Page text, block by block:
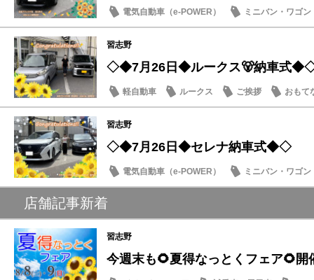
電気自動車（e-POWER）
ミニバン・ワゴン
納車式
習志野
◇◆7月26日◆ルークス🐻納車式
軽自動車 ルークス ご挨拶 おもて
習志野
◇◆7月26日◆セレナ納車式◆◇
電気自動車（e-POWER）
ミニバン・ワゴン
納車式
店舗記事新着
習志野
今週末も🌻夏得なっとくフェア🌻開